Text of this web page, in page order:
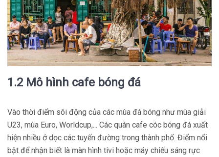
1.2 Mô hình cafe bóng đá
Vào thời điểm sôi động của các mùa đá bóng như mùa giải
U23, mùa Euro, Worldcup,... Các quán cafe cóc bóng đá xuất
hiện nhiều ở dọc các tuyến đường trong thành phố. Điểm nổi
bật để nhận biết là màn hình tivi hoặc máy chiếu sáng rực